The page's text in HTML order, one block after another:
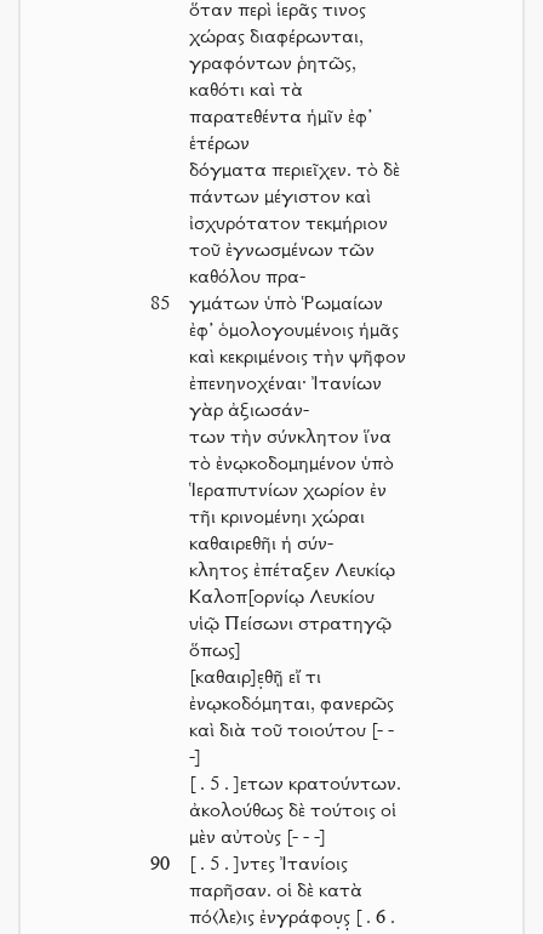
ὅταν περὶ ἱερᾶς τινος
χώρας διαφέρωνται,
γραφόντων ῥητῶς,
καθότι καὶ τὰ
παρατεθέντα ἡμῖν ἐφ’
ἑτέρων
δόγματα περιεῖχεν. τὸ δὲ
πάντων μέγιστον καὶ
ἰσχυρότατον τεκμήριον
τοῦ ἐγνωσμένων τῶν
καθόλου πρα-
85
γμάτων ὑπὸ Ῥωμαίων
ἐφ’ ὁμολογουμένοις ἡμᾶς
καὶ κεκριμένοις τὴν ψῆφον
ἐπενηνοχέναι· Ἰτανίων
γὰρ ἀξιωσάν-
των τὴν σύνκλητον ἵνα
τὸ ἐνῳκοδομημένον ὑπὸ
Ἱεραπυτνίων χωρίον ἐν
τῆι κρινομένηι χώραι
καθαιρεθῆι ἡ σύν-
κλητος ἐπέταξεν Λευκίῳ
Καλοπ[ορνίῳ Λευκίου
υἱῷ Πείσωνι στρατηγῷ
ὅπως]
[καθαιρ]ε̣θῇ εἴ τι
ἐνῳκοδόμηται, φανερῶς
καὶ διὰ τοῦ τοιούτου [- -
-]
[ . 5 . ] ετων κρατούντων.
ἀκολούθως δὲ τούτοις οἱ
μὲν αὐτοὺς [- - -]
90
[ . 5 . ] ντες Ἰτανίοις
παρῆσαν. οἱ δὲ κατὰ
πό⟨λε⟩ις ἐνγράφου̣ς̣
[ . 6 .